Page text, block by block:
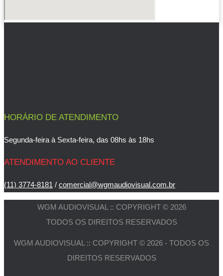
HORÁRIO DE ATENDIMENTO
Segunda-feira à Sexta-feira, das 08hs às 18hs
ATENDIMENTO AO CLIENTE
(11) 3774-8181 / comercial@wgmaudiovisual.com.br
WGM AUDIOVISUAL :: COPYRIGHT © 2026
TODOS OS DIREITOS RESERVADOS
WGM AUDIOVISUAL :: COPYRIGHT © 2026 - TODOS OS
DIREITOS RESERVADOS